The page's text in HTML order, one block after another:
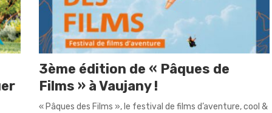
3ème édition de « Pâques de
Films » à Vaujany !
« Pâques des Films », le festival de films d’aventure, cool &